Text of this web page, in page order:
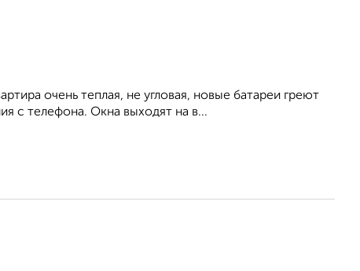
очень теплая, не угловая, новые батареи греют
с телефона. Окна выходят на в...